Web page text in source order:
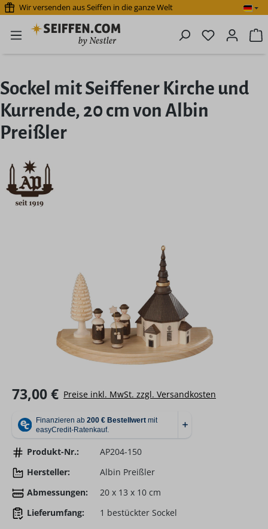
Zum Hauptinhalt springen
Wir versenden aus Seiffen in die ganze Welt
Du hast 0
Sockel mit Seiffener Kirche und
Kurrende, 20 cm von Albin
Preißler
Regulärer Preis:
73,00 € Preise inkl. MwSt. zzgl. Versandkosten
Produkt-Nr.:
AP204-150
Hersteller:
Albin Preißler
Abmessungen:
20 x 13 x 10 cm
Lieferumfang:
1 bestückter Sockel